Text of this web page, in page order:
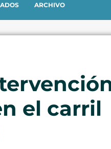
ARCHIVO
el carril